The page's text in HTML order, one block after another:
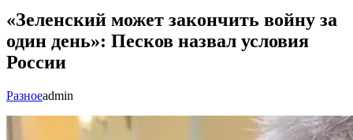
«Зеленский может закончить войну за
один день»: Песков назвал условия
России
Разноеadmin